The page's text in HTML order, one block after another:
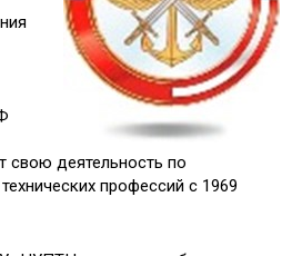
свою деятельность по
профессий с 1969